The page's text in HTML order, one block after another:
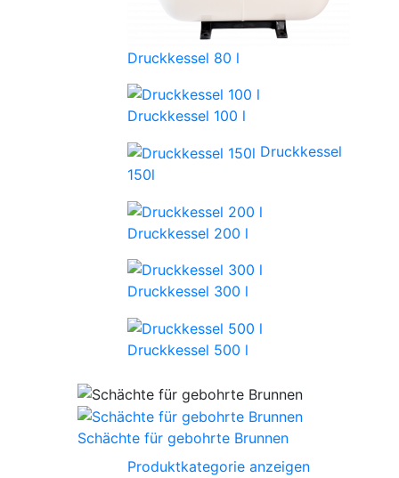
Druckkessel 80 l
Druckkessel 100 l
Druckkessel
150l
Druckkessel 200 l
Druckkessel 300 l
Druckkessel 500 l
Schächte für gebohrte Brunnen
Produktkategorie anzeigen